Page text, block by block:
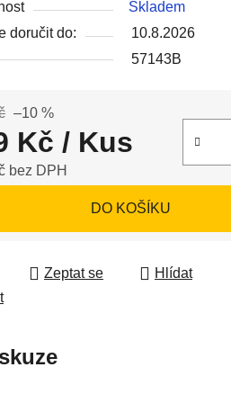
Skladem
doručit do:
10.8.2026
57143B
–10 %
Kč / Kus
bez DPH
DO KOŠÍKU
Zeptat se
Hlídat